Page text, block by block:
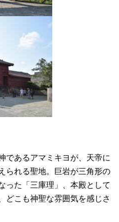
であるアマミキヨが、天帝に
られる聖地。巨岩が三角形の
った「三庫理」、本殿として
どこも神聖な雰囲気を感じさ